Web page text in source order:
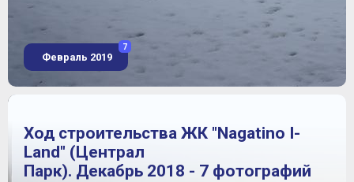
Февраль 2019
7
Ход строительства ЖК "Nagatino I-
Land" (Централ
Парк). Декабрь 2018 - 7 фотографий